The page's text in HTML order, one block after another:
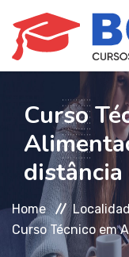
CURSOS
EDIFICAÇÕES
SEG. TRABALHO
Curso
distância
Home
Curso Técnico em